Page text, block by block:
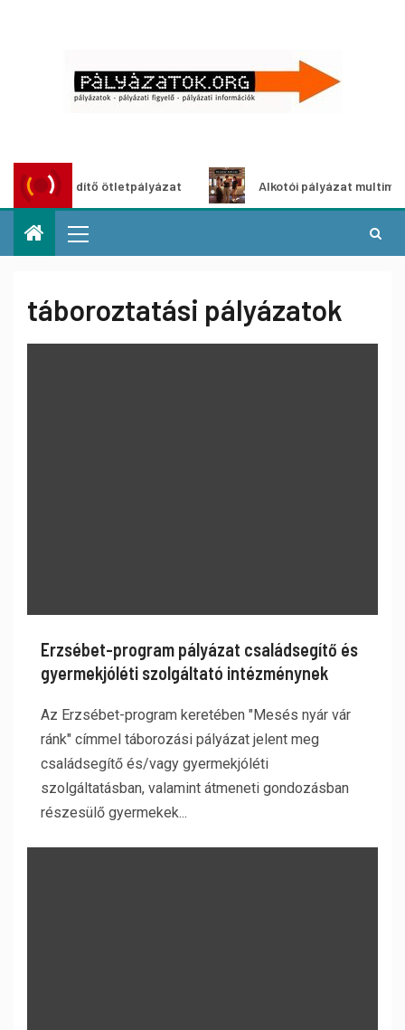
ötletpályázat Alkotói pályázat multimédia-
táboroztatási pályázatok
Erzsébet-program pályázat családsegítő és
gyermekjóléti szolgáltató intézménynek
Az Erzsébet-program keretében "Mesés nyár vár
ránk" címmel táborozási pályázat jelent meg
családsegítő és/vagy gyermekjóléti
szolgáltatásban, valamint átmeneti gondozásban
részesülő gyermekek...